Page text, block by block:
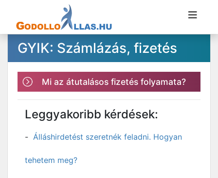
GYIK: Számlázás, fizetés
Mi az átutalásos fizetés folyamata?
Leggyakoribb kérdések:
Álláshirdetést szeretnék feladni. Hogyan
tehetem meg?